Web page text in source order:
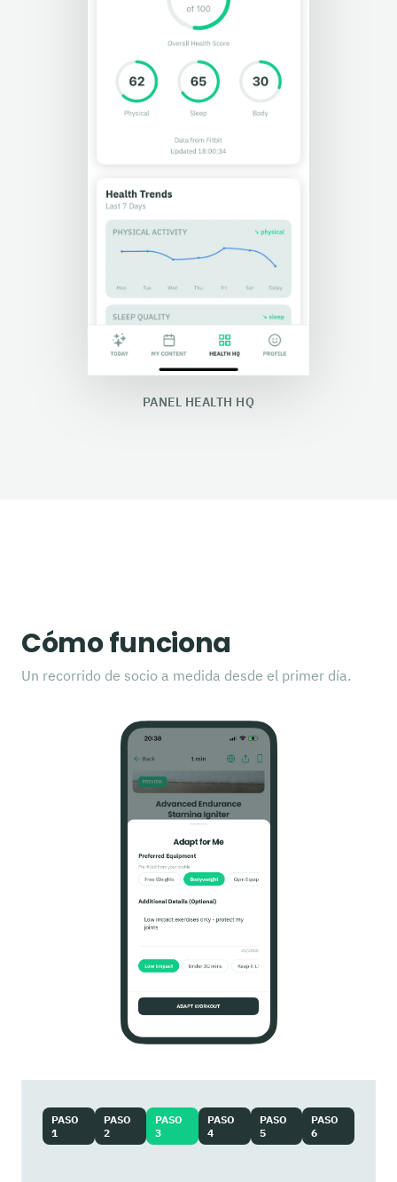
PANEL HEALTH HQ
Cómo funciona
Un recorrido de socio a medida desde el primer día.
PASO
1
PASO
2
PASO
3
PASO
4
PASO
5
PASO
6